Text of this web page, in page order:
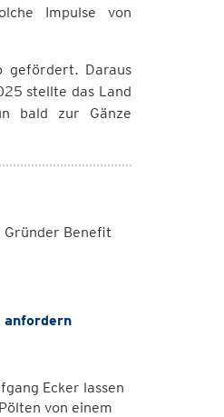
Impulse von
gefördert. Daraus
stellte das Land
bald zur Gänze
Benefit
anfordern
Ecker lassen
von einem